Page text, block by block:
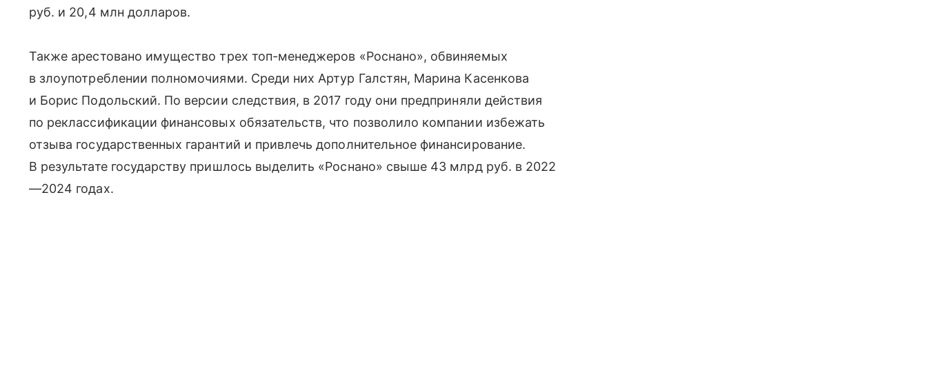
руб. и 20,4 млн долларов.
Также арестовано имущество трех топ-менеджеров «Роснано», обвиняемых
в злоупотреблении полномочиями. Среди них Артур Галстян, Марина Касенкова
и Борис Подольский. По версии следствия, в 2017 году они предприняли действия
по реклассификации финансовых обязательств, что позволило компании избежать
отзыва государственных гарантий и привлечь дополнительное финансирование.
В результате государству пришлось выделить «Роснано» свыше 43 млрд руб. в 2022
—2024 годах.